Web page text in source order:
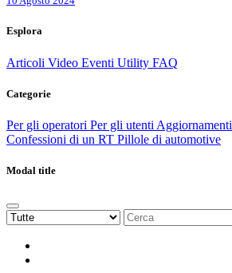
Esplora
Articoli Video Eventi Utility FAQ
Categorie
Per gli operatori Per gli utenti Aggiornamenti
Confessioni di un RT Pillole di automotive
Modal title